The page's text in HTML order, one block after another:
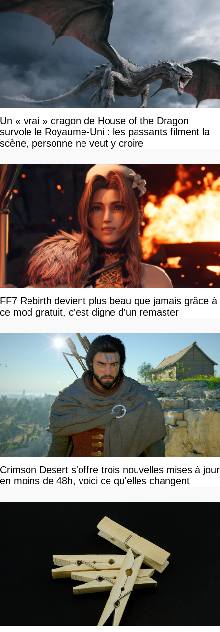
Un « vrai » dragon de House of the Dragon
survole le Royaume-Uni : les passants filment la
scène, personne ne veut y croire
FF7 Rebirth devient plus beau que jamais grâce à
ce mod gratuit, c'est digne d'un remaster
Crimson Desert s'offre trois nouvelles mises à jour
en moins de 48h, voici ce qu'elles changent